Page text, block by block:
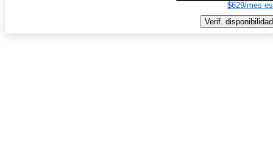
$629/mes
Verif. disponibilidad